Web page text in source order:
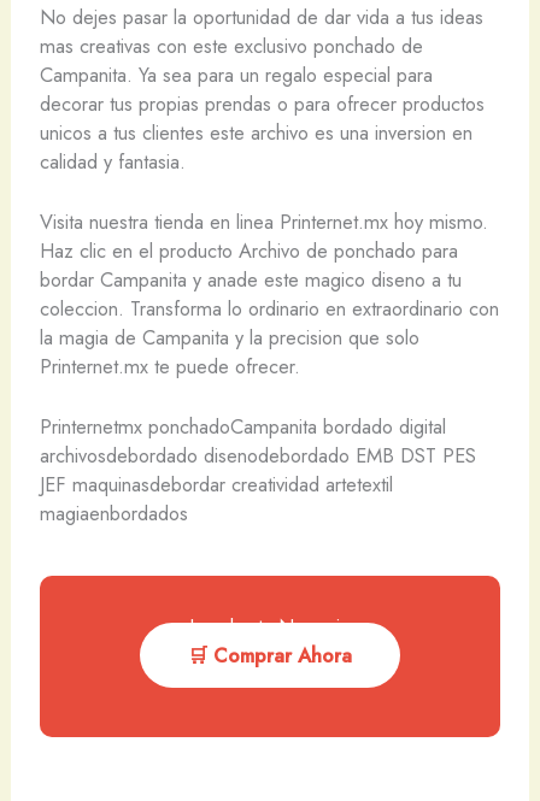
No dejes pasar la oportunidad de dar vida a tus ideas
mas creativas con este exclusivo ponchado de
Campanita. Ya sea para un regalo especial para
decorar tus propias prendas o para ofrecer productos
unicos a tus clientes este archivo es una inversion en
calidad y fantasia.
Visita nuestra tienda en linea Printernet.mx hoy mismo.
Haz clic en el producto Archivo de ponchado para
bordar Campanita y anade este magico diseno a tu
coleccion. Transforma lo ordinario en extraordinario con
la magia de Campanita y la precision que solo
Printernet.mx te puede ofrecer.
Printernetmx ponchadoCampanita bordado digital
archivosdebordado disenodebordado EMB DST PES
JEF maquinasdebordar creatividad artetextil
magiaenbordados
Impulsa tu Negocio
🛒 Comprar Ahora